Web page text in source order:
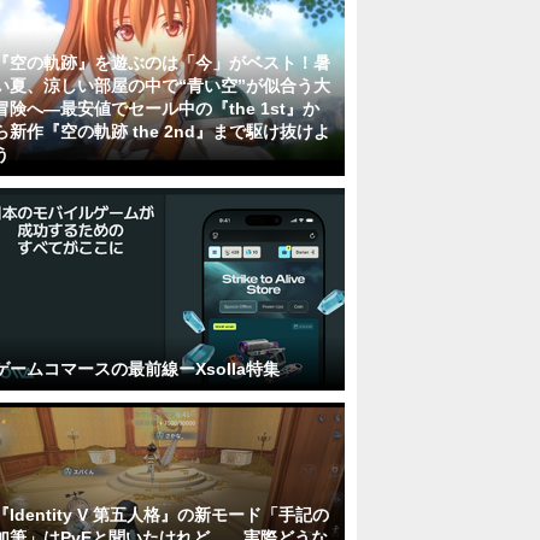
空の軌跡』を遊ぶのは「今」がベスト！暑
夏、涼しい部屋の中で“青い空”が似合う大
険へ―最安値でセール中の『the 1st』か
新作『空の軌跡 the 2nd』まで駆け抜けよ
ームコマースの最前線ーXsolla特集
Identity V 第五人格』の新モード「手記の